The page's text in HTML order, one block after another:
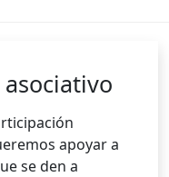
apoyar a
se den a